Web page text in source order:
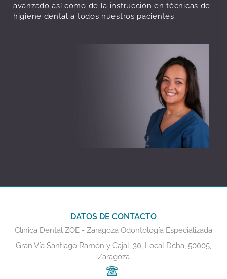
avanzado así como de la instrucción en técnicas de
higiene dental a todos nuestros pacientes.
DATOS DE CONTACTO
Clínica Dental ZOE - Zaragoza Odontología Especializada
Gran Vía Santiago Ramón y Cajal, 30, Local Dcha, 50005,
Zaragoza